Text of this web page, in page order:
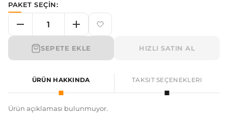
PAKET SEÇİN:
SEPETE EKLE HIZLI SATIN AL
ÜRÜN HAKKINDA TAKSIT SEÇENEKLERI
Ürün açıklaması bulunmuyor.